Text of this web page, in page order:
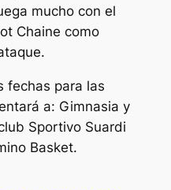
mucho con el
Chaine como
fechas para las
a: Gimnasia y
Sportivo Suardi
Basket.